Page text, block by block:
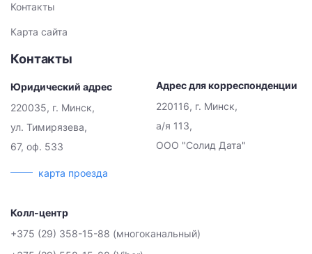
Контакты
Карта сайта
Контакты
Юридический адрес
220035, г. Минск,
ул. Тимирязева,
67, оф. 533
карта проезда
Адрес для корреспонденции
220116, г. Минск,
а/я 113,
ООО "Солид Дата"
Колл-центр
+375 (29) 358-15-88 (многоканальный)